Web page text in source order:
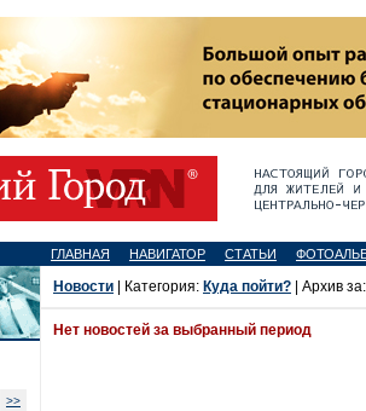
ГЛАВНАЯ НАВИГАТОР СТАТЬИ
>>
Новости | Категория: Куда пойти? | Архив
Нет новостей за выбранный период